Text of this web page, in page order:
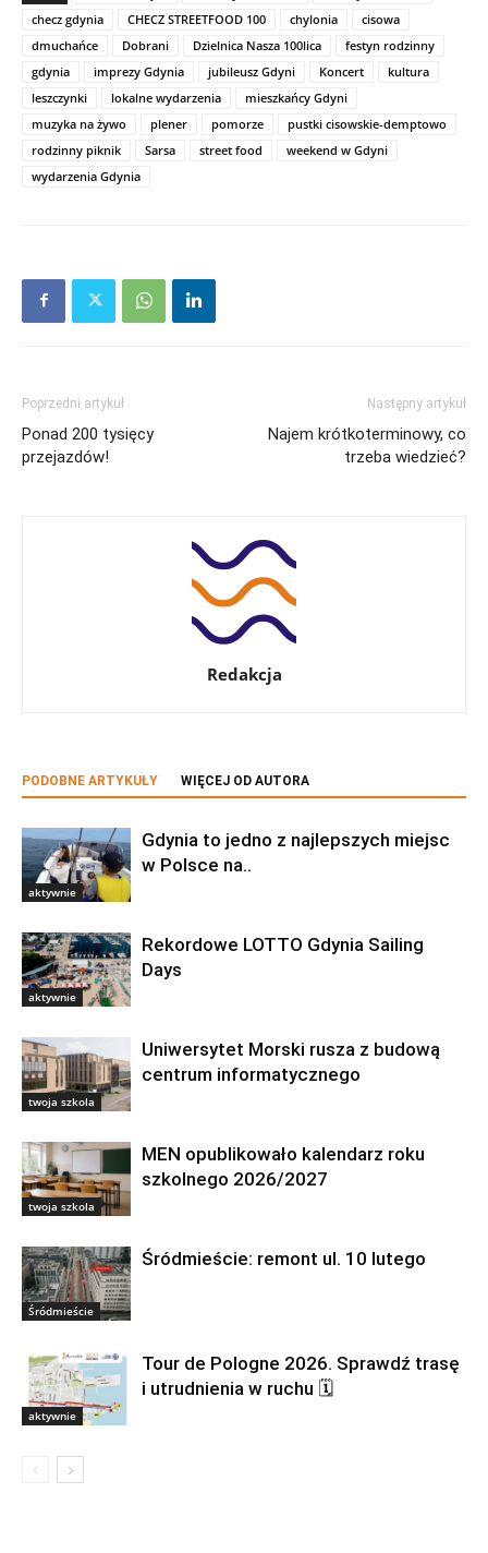
checz gdynia
CHECZ STREETFOOD 100 chylonia
cisowa
dmuchańce
Dobrani Dzielnica Nasza 100lica
festyn rodzinny
gdynia
imprezy Gdynia jubileusz Gdyni Koncert
kultura
leszczynki
lokalne wydarzenia
mieszkańcy Gdyni
muzyka na żywo
plener pomorze
pustki cisowskie-demptowo
rodzinny piknik
Sarsa street food
weekend w Gdyni
wydarzenia Gdynia
Poprzedni artykuł
Ponad 200 tysięcy
przejazdów!
Następny artykuł
Najem krótkoterminowy, co
trzeba wiedzieć?
Redakcja
PODOBNE ARTYKUŁY WIĘCEJ OD AUTORA
aktywnie
Gdynia to jedno z najlepszych miejsc
w Polsce na..
aktywnie
Rekordowe LOTTO Gdynia Sailing
Days
twoja szkola
Uniwersytet Morski rusza z budową
centrum informatycznego
twoja szkola
MEN opublikowało kalendarz roku
szkolnego 2026/2027
Śródmieście
Śródmieście: remont ul. 10 lutego
aktywnie
Tour de Pologne 2026. Sprawdź trasę
i utrudnienia w ruchu 🗓